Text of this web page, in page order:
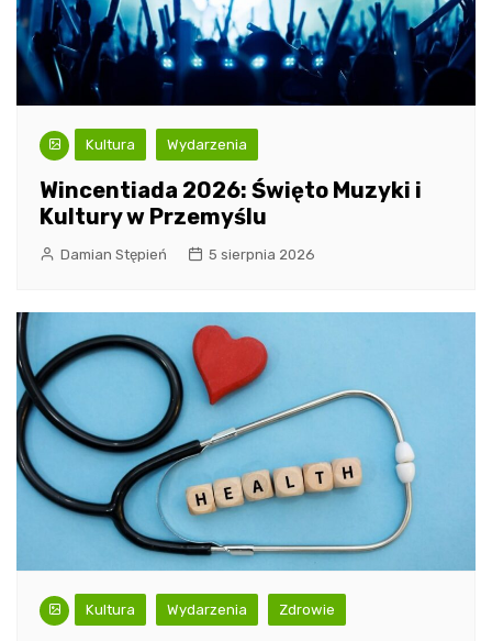
Kultura Wydarzenia
Wincentiada 2026: Święto Muzyki i
Kultury w Przemyślu
Damian Stępień 5 sierpnia 2026
Kultura Wydarzenia Zdrowie